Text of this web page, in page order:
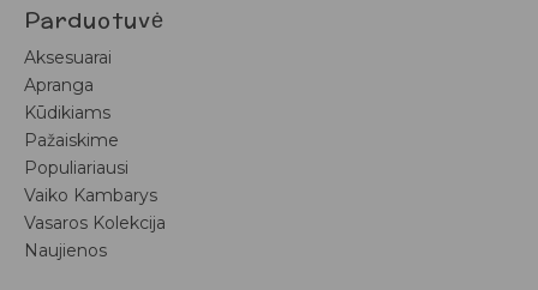
Parduotuvė
Aksesuarai
Apranga
Kūdikiams
Pažaiskime
Populiariausi
Vaiko Kambarys
Vasaros Kolekcija
Naujienos